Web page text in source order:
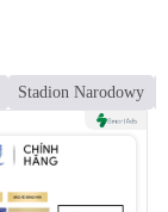
Stadion Narodowy